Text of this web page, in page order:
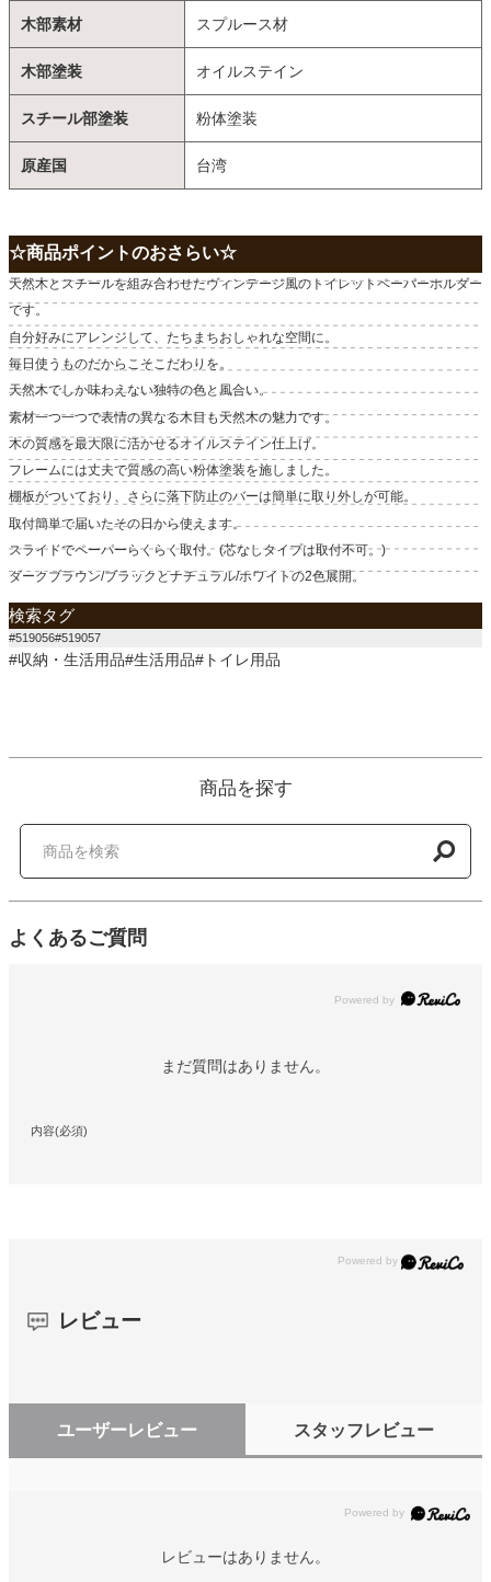
木部素材 スプルース材
木部塗装 オイルステイン
スチール部塗装 粉体塗装
原産国 台湾
☆商品ポイントのおさらい☆
天然木とスチールを組み合わせたヴィンテージ風のトイレットペーパーホルダー
です。
自分好みにアレンジして、たちまちおしゃれな空間に。
毎日使うものだからこそこだわりを。
天然木でしか味わえない独特の色と風合い。
素材一つ一つで表情の異なる木目も天然木の魅力です。
木の質感を最大限に活かせるオイルステイン仕上げ。
フレームには丈夫で質感の高い粉体塗装を施しました。
棚板がついており、さらに落下防止のバーは簡単に取り外しが可能。
取付簡単で届いたその日から使えます。
スライドでペーパーらくらく取付。(芯なしタイプは取付不可。)
ダークブラウン/ブラックとナチュラル/ホワイトの2色展開。
検索タグ
#519056#519057
#収納・生活用品#生活用品#トイレ用品
商品を探す
よくあるご質問
Powered by
まだ質問はありません。
内容(必須)
レビュー
ユーザーレビュー スタッフレビュー
レビューはありません。